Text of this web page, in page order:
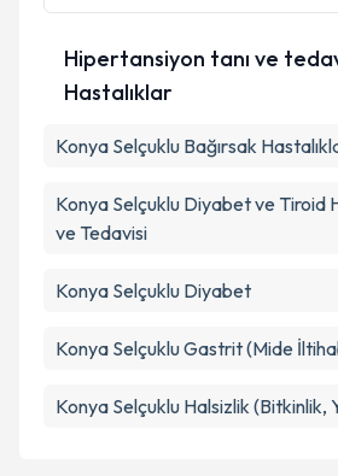
Takvim Talebini
Hipertansiyon tanı ve
Hastalıklar
Konya Selçuklu Bağırsak
Konya Selçuklu Diyabet ve Tiroid
ve Tedavisi
Konya Selçuklu Diyabet
Konya Selçuklu Gastrit (Mide
Konya Selçuklu Halsizlik (Bitkinlik,